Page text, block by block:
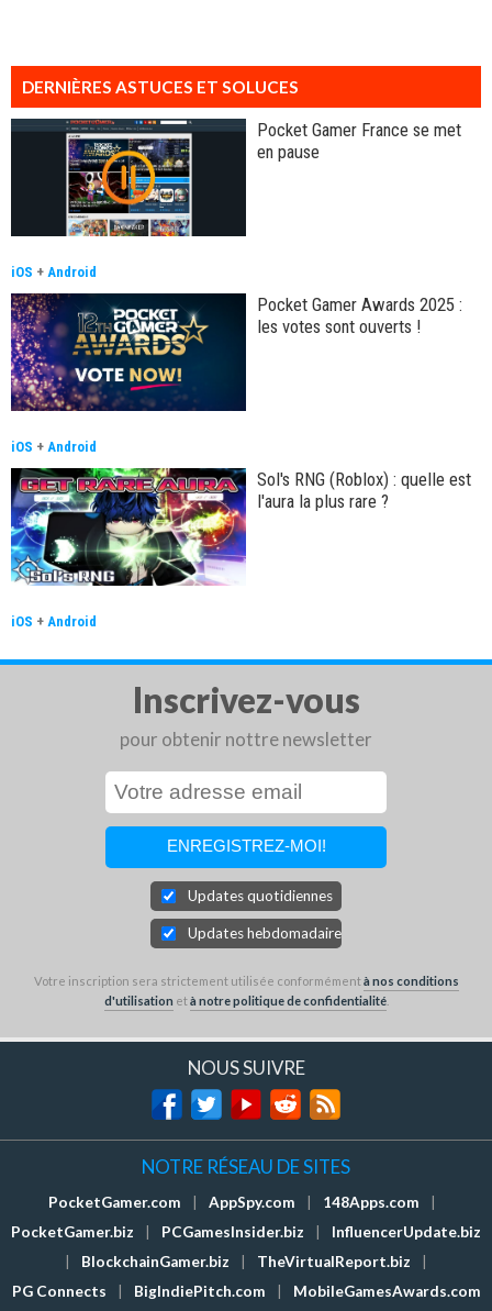
DERNIÈRES ASTUCES ET SOLUCES
Pocket Gamer France se met
en pause
iOS + Android
Pocket Gamer Awards 2025 :
les votes sont ouverts !
iOS + Android
Sol's RNG (Roblox) : quelle est
l'aura la plus rare ?
iOS + Android
Inscrivez-vous
pour obtenir nottre newsletter
Updates quotidiennes
Updates hebdomadaires
Votre inscription sera strictement utilisée conformémentà nos conditions
d'utilisation età notre politique de confidentialité.
NOUS SUIVRE
NOTRE RÉSEAU DE SITES
PocketGamer.com | AppSpy.com | 148Apps.com
|
PocketGamer.biz
| PCGamesInsider.biz |
InfluencerUpdate.biz
|
BlockchainGamer.biz | TheVirtualReport.biz
|
PG Connects
| BigIndiePitch.com | MobileGamesAwards.com